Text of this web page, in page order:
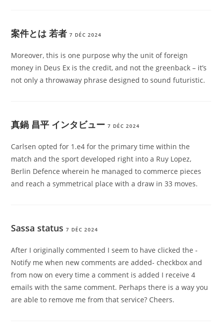
案件とは 若者 7 DÉC 2024
Moreover, this is one purpose why the unit of foreign
money in Deus Ex is the credit, and not the greenback – it’s
not only a throwaway phrase designed to sound futuristic.
真鍋 昌平 インタビュー 7 DÉC 2024
Carlsen opted for 1.e4 for the primary time within the
match and the sport developed right into a Ruy Lopez,
Berlin Defence wherein he managed to commerce pieces
and reach a symmetrical place with a draw in 33 moves.
Sassa status 7 DÉC 2024
After I originally commented I seem to have clicked the -
Notify me when new comments are added- checkbox and
from now on every time a comment is added I receive 4
emails with the same comment. Perhaps there is a way you
are able to remove me from that service? Cheers.